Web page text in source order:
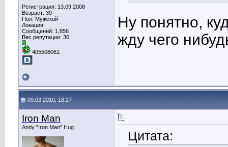
Регистрация: 13.09.2008
Возраст: 39
Пол: Мужской
Локация:
Сообщений: 1,856
Вес репутации: 36
405508061
Ну понятно,
жду чего
09.03.2010, 18:27
Iron Man
Andy "Iron Man" Hug
Цитата: